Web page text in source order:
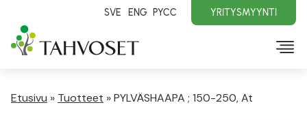
SVE ENG PYCC YRITYSMYYNTI
Etusivu » Tuotteet »PYLVÄSHAAPA ; 150-250, At